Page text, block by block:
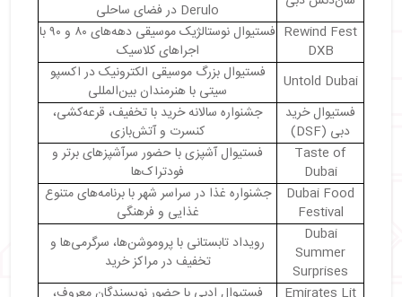
Derulo در فضای ساحلی
Rewind Fest
DXB
فستیوال نوستالژیک موسیقی دهه‌های ۸۰ و ۹۰ با
اجراهای کلاسیک
Untold Dubai
فستیوال بزرگ موسیقی الکترونیک در اکسپو
سیتی با هنرمندان بین‌المللی
فستیوال خرید
دبی (DSF)
جشنواره سالانه خرید با تخفیف، قرعه‌کشی،
کنسرت و آتش‌بازی
Taste of
Dubai
فستیوال آشپزی با حضور سرآشپزهای برتر و
فودتراک‌ها
Dubai Food
Festival
جشنواره غذا در سراسر شهر با برنامه‌های متنوع
غذایی و فرهنگی
Dubai
Summer
Surprises
رویداد تابستانی با پروموشن‌ها، سرگرمی‌ها و
تخفیف در مراکز خرید